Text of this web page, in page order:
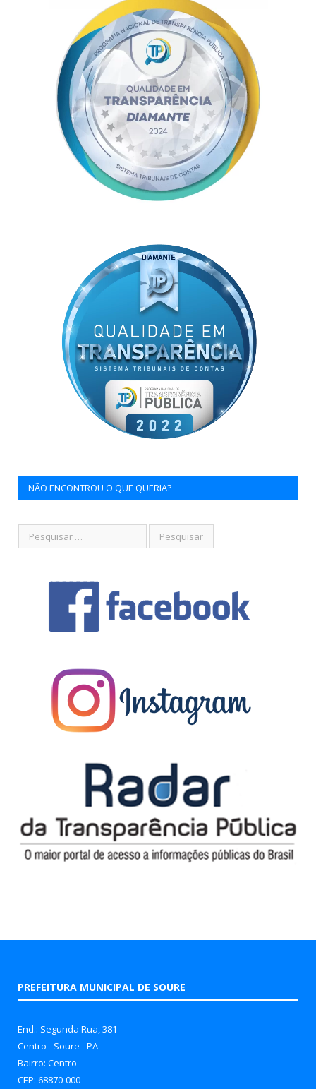
NÃO ENCONTROU O QUE QUERIA?
PREFEITURA MUNICIPAL DE SOURE
End.: Segunda Rua, 381
Centro - Soure - PA
Bairro: Centro
CEP: 68870-000